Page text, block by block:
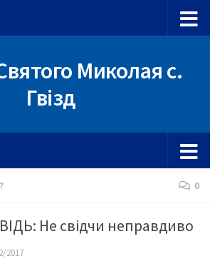
Миколая с.
Гвізд
0
Не свідчи неправдиво
2017